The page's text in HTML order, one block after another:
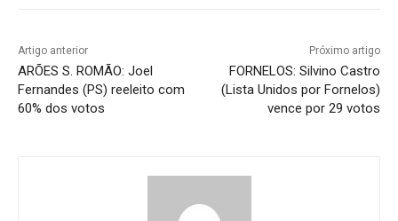
Artigo anterior
ARÕES S. ROMÃO: Joel
Fernandes (PS) reeleito com
60% dos votos
Próximo artigo
FORNELOS: Silvino Castro
(Lista Unidos por Fornelos)
vence por 29 votos